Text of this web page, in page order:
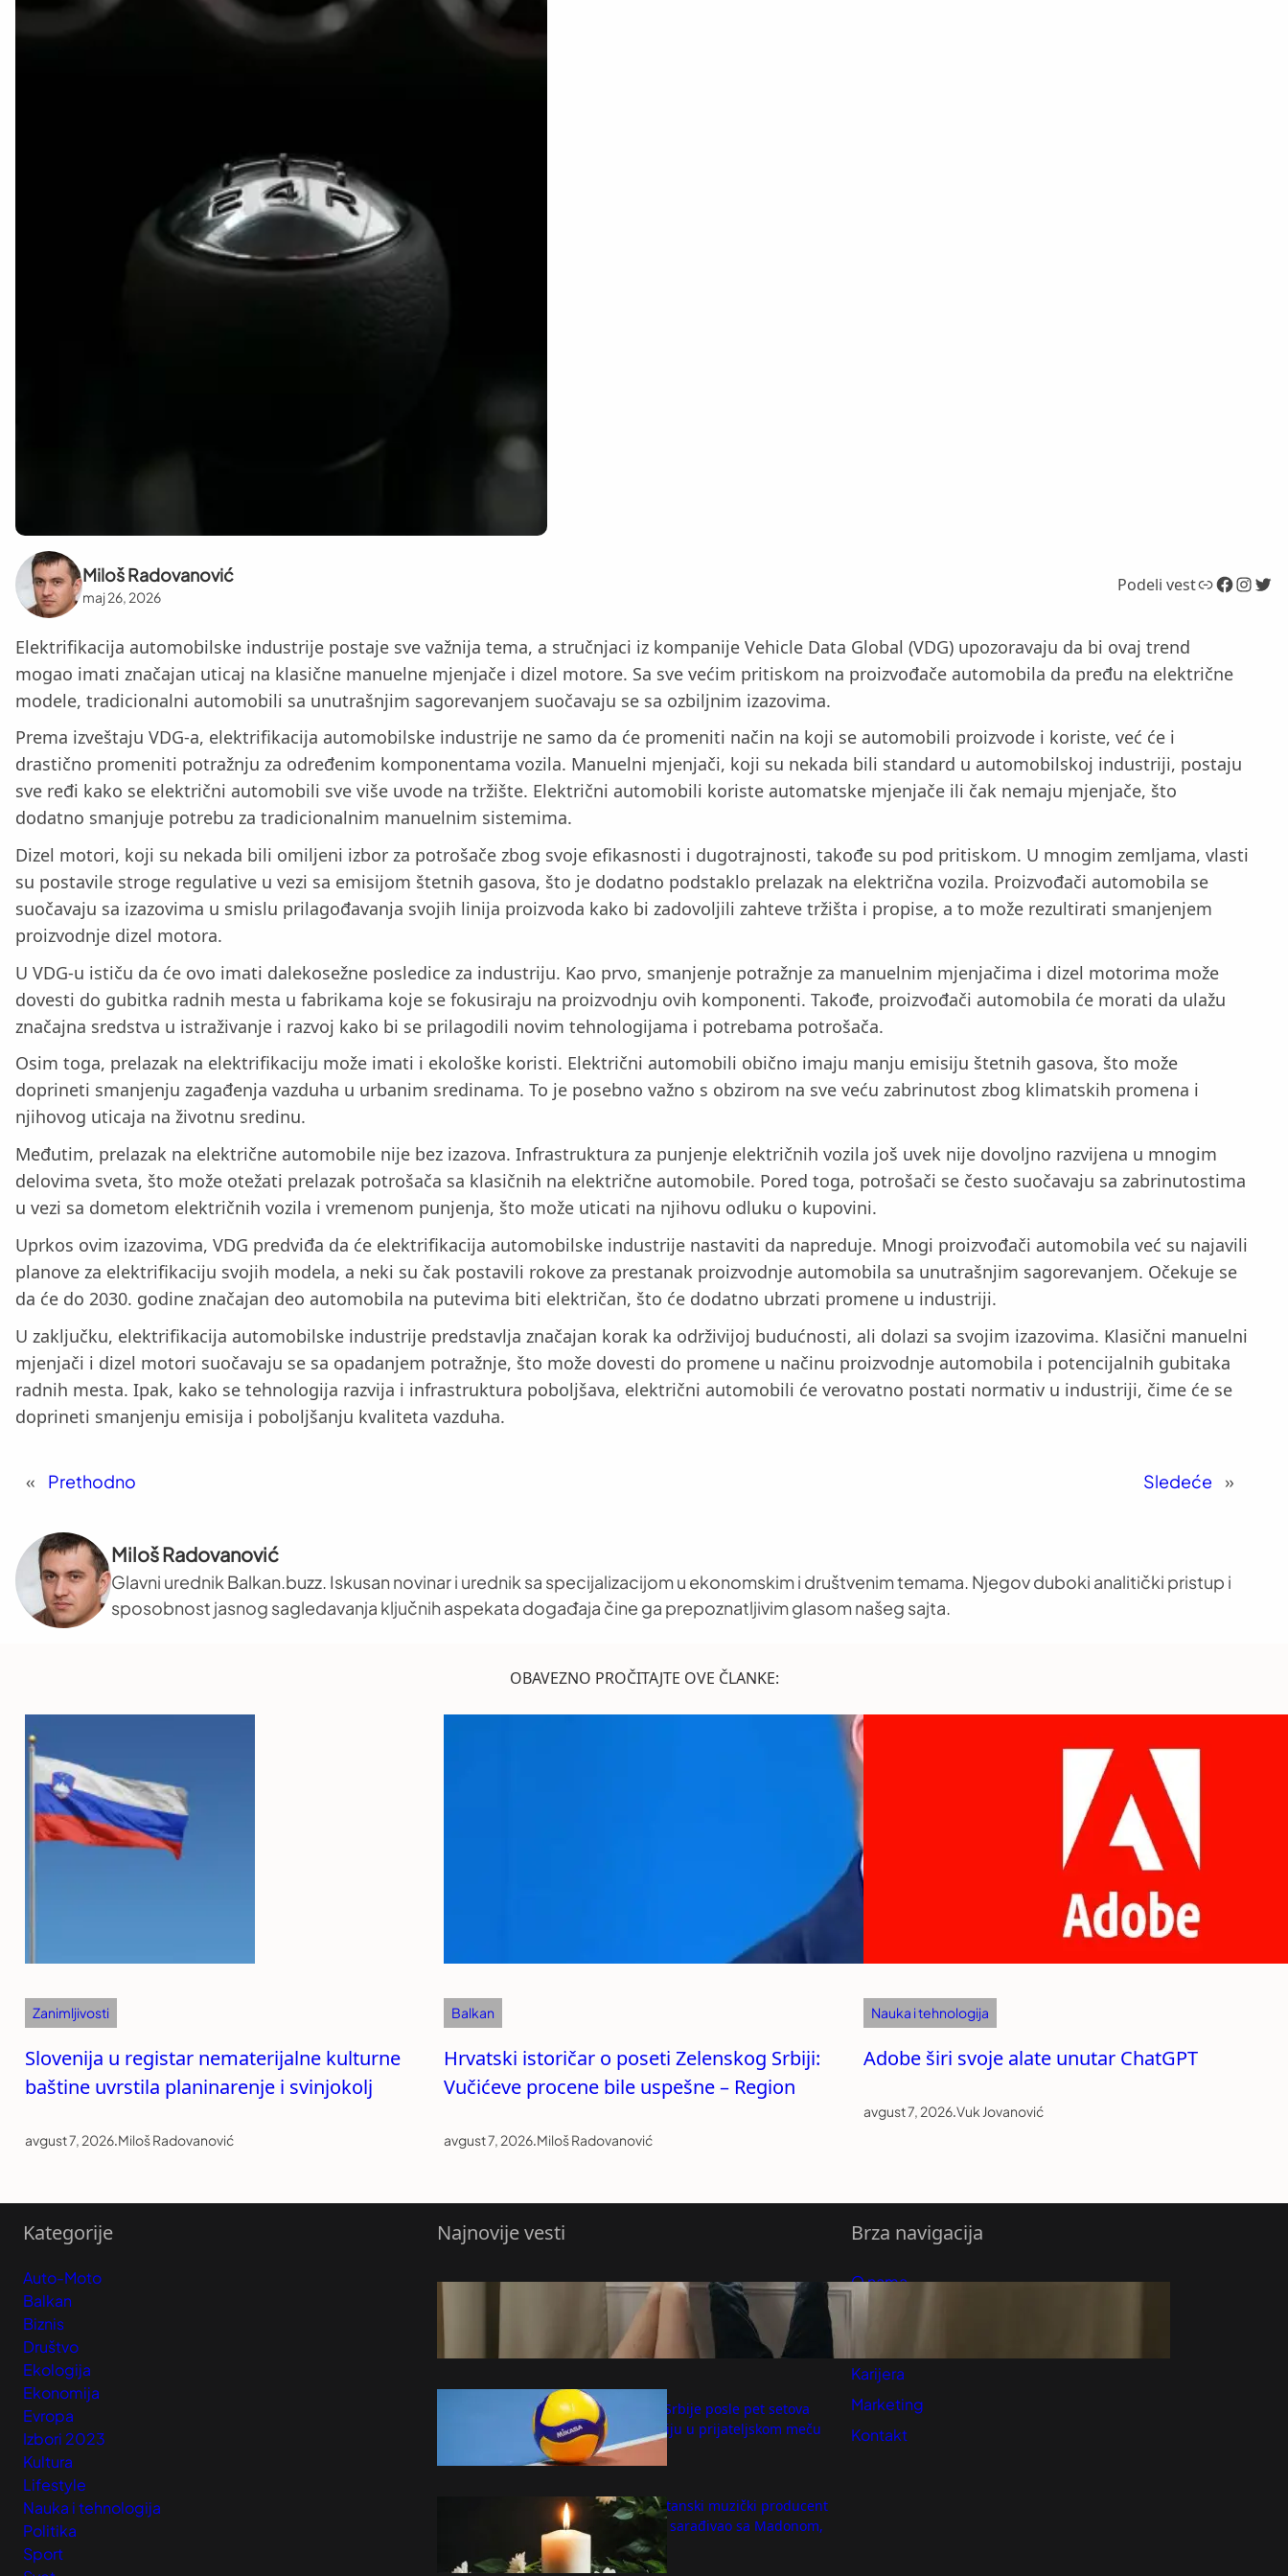
Miloš Radovanović
maj 26, 2026
Podeli vestLink Facebook InstagramTwitter
Elektrifikacija automobilske industrije postaje sve važnija tema, a stručnjaci iz kompanije Vehicle Data Global (VDG) upozoravaju da bi ovaj trend
mogao imati značajan uticaj na klasične manuelne mjenjače i dizel motore. Sa sve većim pritiskom na proizvođače automobila da pređu na električne
modele, tradicionalni automobili sa unutrašnjim sagorevanjem suočavaju se sa ozbiljnim izazovima.
Prema izveštaju VDG-a, elektrifikacija automobilske industrije ne samo da će promeniti način na koji se automobili proizvode i koriste, već će i
drastično promeniti potražnju za određenim komponentama vozila. Manuelni mjenjači, koji su nekada bili standard u automobilskoj industriji, postaju
sve ređi kako se električni automobili sve više uvode na tržište. Električni automobili koriste automatske mjenjače ili čak nemaju mjenjače, što
dodatno smanjuje potrebu za tradicionalnim manuelnim sistemima.
Dizel motori, koji su nekada bili omiljeni izbor za potrošače zbog svoje efikasnosti i dugotrajnosti, takođe su pod pritiskom. U mnogim zemljama, vlasti
su postavile stroge regulative u vezi sa emisijom štetnih gasova, što je dodatno podstaklo prelazak na električna vozila. Proizvođači automobila se
suočavaju sa izazovima u smislu prilagođavanja svojih linija proizvoda kako bi zadovoljili zahteve tržišta i propise, a to može rezultirati smanjenjem
proizvodnje dizel motora.
U VDG-u ističu da će ovo imati dalekosežne posledice za industriju. Kao prvo, smanjenje potražnje za manuelnim mjenjačima i dizel motorima može
dovesti do gubitka radnih mesta u fabrikama koje se fokusiraju na proizvodnju ovih komponenti. Takođe, proizvođači automobila će morati da ulažu
značajna sredstva u istraživanje i razvoj kako bi se prilagodili novim tehnologijama i potrebama potrošača.
Osim toga, prelazak na elektrifikaciju može imati i ekološke koristi. Električni automobili obično imaju manju emisiju štetnih gasova, što može
doprineti smanjenju zagađenja vazduha u urbanim sredinama. To je posebno važno s obzirom na sve veću zabrinutost zbog klimatskih promena i
njihovog uticaja na životnu sredinu.
Međutim, prelazak na električne automobile nije bez izazova. Infrastruktura za punjenje električnih vozila još uvek nije dovoljno razvijena u mnogim
delovima sveta, što može otežati prelazak potrošača sa klasičnih na električne automobile. Pored toga, potrošači se često suočavaju sa zabrinutostima
u vezi sa dometom električnih vozila i vremenom punjenja, što može uticati na njihovu odluku o kupovini.
Uprkos ovim izazovima, VDG predviđa da će elektrifikacija automobilske industrije nastaviti da napreduje. Mnogi proizvođači automobila već su najavili
planove za elektrifikaciju svojih modela, a neki su čak postavili rokove za prestanak proizvodnje automobila sa unutrašnjim sagorevanjem. Očekuje se
da će do 2030. godine značajan deo automobila na putevima biti električan, što će dodatno ubrzati promene u industriji.
U zaključku, elektrifikacija automobilske industrije predstavlja značajan korak ka održivijoj budućnosti, ali dolazi sa svojim izazovima. Klasični manuelni
mjenjači i dizel motori suočavaju se sa opadanjem potražnje, što može dovesti do promene u načinu proizvodnje automobila i potencijalnih gubitaka
radnih mesta. Ipak, kako se tehnologija razvija i infrastruktura poboljšava, električni automobili će verovatno postati normativ u industriji, čime će se
doprineti smanjenju emisija i poboljšanju kvaliteta vazduha.
« Prethodno Sledeće »
Miloš Radovanović
Glavni urednik Balkan.buzz. Iskusan novinar i urednik sa specijalizacijom u ekonomskim i društvenim temama. Njegov duboki analitički pristup i
sposobnost jasnog sagledavanja ključnih aspekata događaja čine ga prepoznatljivim glasom našeg sajta.
OBAVEZNO PROČITAJTE OVE ČLANKE:
Zanimljivosti
Slovenija u registar nematerijalne kulturne
baštine uvrstila planinarenje i svinjokolj
avgust 7, 2026.Miloš Radovanović
Balkan
Hrvatski istoričar o poseti Zelenskog Srbiji:
Vučićeve procene bile uspešne – Region
avgust 7, 2026.Miloš Radovanović
Nauka i tehnologija
Adobe širi svoje alate unutar ChatGPT
avgust 7, 2026.Vuk Jovanović
Kategorije
Auto-Moto
Balkan
Biznis
Društvo
Ekologija
Ekonomija
Evropa
Izbori 2023
Kultura
Lifestyle
Nauka i tehnologija
Politika
Sport
Najnovije vesti
O ovoj temi mnogi parovi ne govore:
Iskren razgovor o intimnom životu jača
vezu i donosi veću bliskost
avgust 7, 2026
Odbojkašice Srbije posle pet setova
pobedile Rusiju u prijateljskom meču
avgust 7, 2026
Preminuo britanski muzički producent
Vilijam Orbit, sarađivao sa Madonom,
Britni Spirs
avgust 7, 2026
Brza navigacija
O nama
Karijera
Marketing
Kontakt